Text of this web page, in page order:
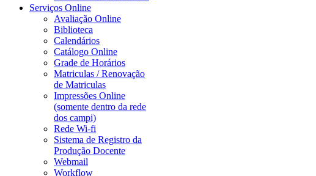
Serviços Online
Avaliação Online
Biblioteca
Calendários
Catálogo Online
Grade de Horários
Matriculas / Renovação
de Matriculas
Impressões Online
(somente dentro da rede
dos campi)
Rede Wi-fi
Sistema de Registro da
Produção Docente
Webmail
Workflow